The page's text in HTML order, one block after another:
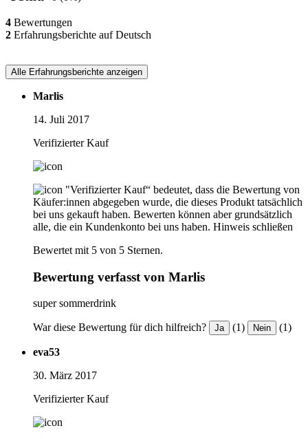
4 Bewertungen
2 Erfahrungsberichte auf Deutsch
Alle Erfahrungsberichte anzeigen
Marlis
14. Juli 2017
Verifizierter Kauf
"Verifizierter Kauf“ bedeutet, dass die Bewertung von
Käufer:innen abgegeben wurde, die dieses Produkt tatsächlich
bei uns gekauft haben. Bewerten können aber grundsätzlich
alle, die ein Kundenkonto bei uns haben. Hinweis schließen
Bewertet mit 5 von 5 Sternen.
Bewertung verfasst von Marlis
super sommerdrink
War diese Bewertung für dich hilfreich? Ja (1) Nein (1)
eva53
30. März 2017
Verifizierter Kauf